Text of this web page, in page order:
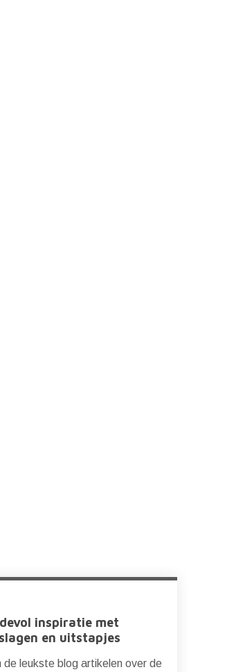
inspiratie met
en uitstapjes
de leukste blog artikelen over de